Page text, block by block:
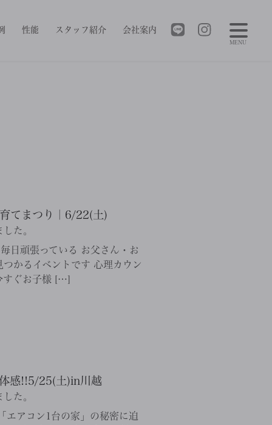
性能 スタッフ紹介 会社案内
てまつり｜6/22(土)
た。
日頑張っている お父さん・お
かるイベントです 心理カウン
すぐお子様 […]
体感!!5/25(土)in川越
た。
アコン1台の家」の秘密に迫
MENU